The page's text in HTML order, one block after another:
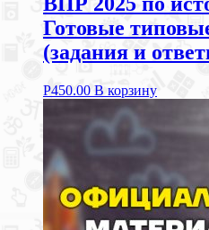
Готовые
(задания и
Р450.00 В корзину